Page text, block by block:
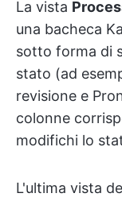
La vista
una bacheca
sotto forma di
stato (ad
revisione e
colonne
modifichi lo
L'ultima vista